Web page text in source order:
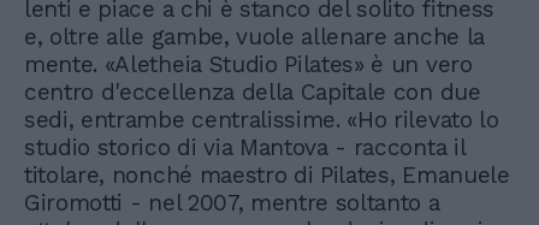
lenti e piace a chi è stanco del solito fitness
e, oltre alle gambe, vuole allenare anche la
mente. «Aletheia Studio Pilates» è un vero
centro d'eccellenza della Capitale con due
sedi, entrambe centralissime. «Ho rilevato lo
studio storico di via Mantova - racconta il
titolare, nonché maestro di Pilates, Emanuele
Giromotti - nel 2007, mentre soltanto a